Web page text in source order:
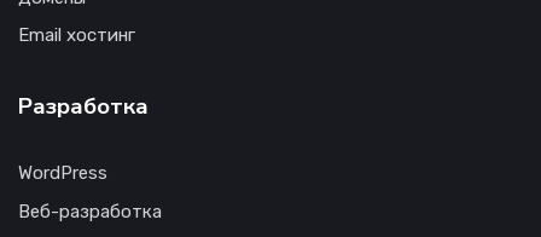
Email хостинг
Разработка
WordPress
Веб-разработка